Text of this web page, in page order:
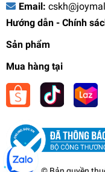
Email:
Hướng dẫn - Chính
Sản phẩm
Mua hàng tại
Bình
thép